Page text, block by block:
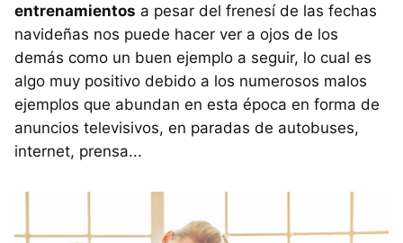
entrenamientos a pesar del frenesí de las fechas
navideñas nos puede hacer ver a ojos de los
demás como un buen ejemplo a seguir, lo cual es
algo muy positivo debido a los numerosos malos
ejemplos que abundan en esta época en forma de
anuncios televisivos, en paradas de autobuses,
internet, prensa...